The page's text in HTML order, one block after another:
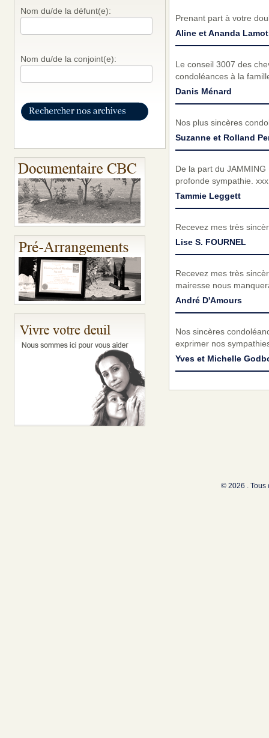
Nom du/de la défunt(e):
Nom du/de la conjoint(e):
Prenant part à votre
Aline et Ananda
Le conseil 3007 des
condoléances à la
Danis Ménard
Nos plus sincères
Suzanne et Rolland
De la part du
profonde sympathie. xxx
Tammie Leggett
Recevez mes très
Lise S. FOURNEL
Recevez mes très
mairesse nous
André D'Amours
Nos sincères
exprimer nos
Yves et Michelle
© 2026 . Tous